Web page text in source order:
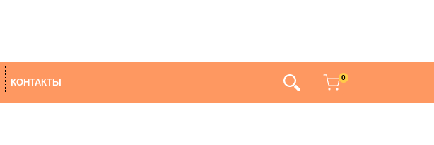
КОНТАКТЫ 0